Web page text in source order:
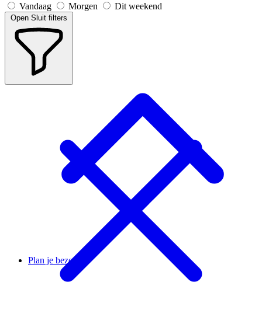
Doen
Plan je bezoek
Vandaag Morgen Dit weekend
Open Sluit filters